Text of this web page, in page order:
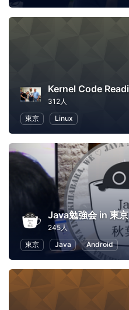
312人
東京
Linux
Java勉強会 in 東京
245人
東京
Java Android